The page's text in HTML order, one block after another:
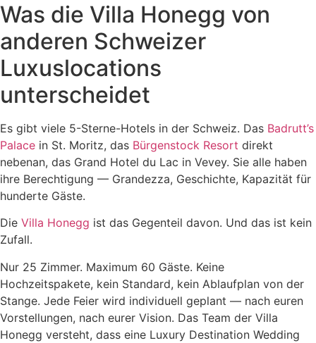
Was die Villa Honegg von
anderen Schweizer
Luxuslocations
unterscheidet
Es gibt viele 5-Sterne-Hotels in der Schweiz. Das Badrutt’s
Palace in St. Moritz, das Bürgenstock Resort direkt
nebenan, das Grand Hotel du Lac in Vevey. Sie alle haben
ihre Berechtigung — Grandezza, Geschichte, Kapazität für
hunderte Gäste.
Die Villa Honegg ist das Gegenteil davon. Und das ist kein
Zufall.
Nur 25 Zimmer. Maximum 60 Gäste. Keine
Hochzeitspakete, kein Standard, kein Ablaufplan von der
Stange. Jede Feier wird individuell geplant — nach euren
Vorstellungen, nach eurer Vision. Das Team der Villa
Honegg versteht, dass eine Luxury Destination Wedding